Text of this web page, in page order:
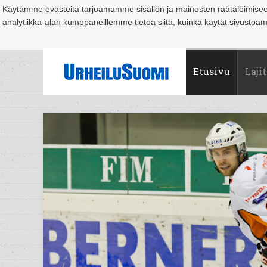
Käytämme evästeitä tarjoamamme sisällön ja mainosten
analytiikka-alan kumppaneillemme tietoa siitä, kuinka käytät
Suomi Espoo Helsinki Hämeenlinna Joensuu Jyväskylä
Etusivu Lajit